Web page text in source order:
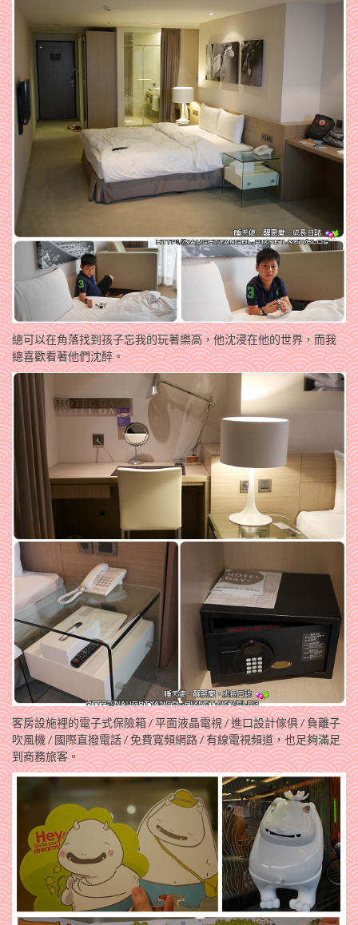
總可以在角落找到孩子忘我的玩著樂高，他沈浸在他的世界，而我
總喜歡看著他們沈醉。
客房設施裡的電子式保險箱 / 平面液晶電視 / 進口設計傢俱 / 負離子
吹風機 / 國際直撥電話 / 免費寬頻網路 / 有線電視頻道，也足夠滿足
到商務旅客。